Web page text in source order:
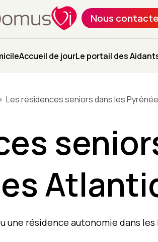
Nous
Accueil de jourLe portail des
Les résidences seniors dans les
une résidence autonomie dans